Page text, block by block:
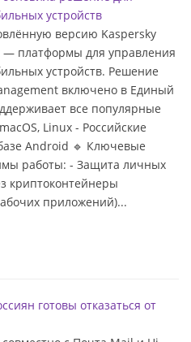
устройств
версию Kaspersky
платформы для управления
устройств. Решение
включено в Единый
все популярные
Linux - Российские
Android 🔹 Ключевые
работы: - Защита личных
криптоконтейнеры
приложений)...
готовы отказаться от